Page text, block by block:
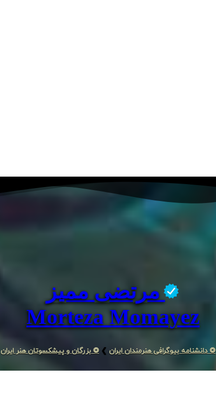
مرتضی ممیز
Morteza Momayez
❂ دانشنامه بیوگرافی هنرمندان ایران ❯ ❂ بزرگان و پیشکسوتان هنر ایران